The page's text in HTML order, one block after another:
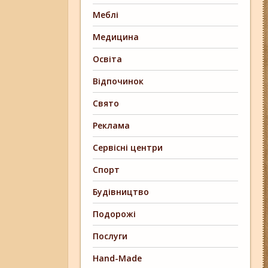
Меблі
Медицина
Освіта
Відпочинок
Свято
Реклама
Сервісні центри
Спорт
Будівництво
Подорожі
Послуги
Hand-Made